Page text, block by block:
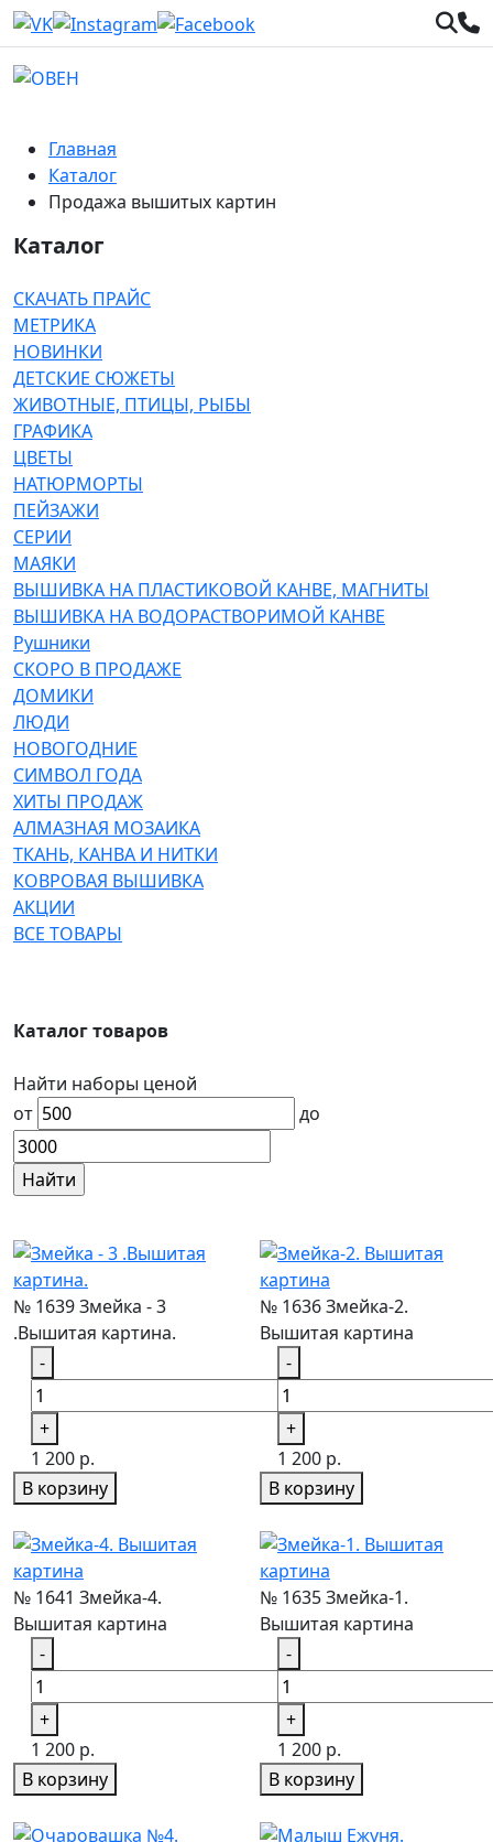
Главная
Каталог
Продажа вышитых картин
Каталог
СКАЧАТЬ ПРАЙС
МЕТРИКА
НОВИНКИ
ДЕТСКИЕ СЮЖЕТЫ
ЖИВОТНЫЕ, ПТИЦЫ, РЫБЫ
ГРАФИКА
ЦВЕТЫ
НАТЮРМОРТЫ
ПЕЙЗАЖИ
СЕРИИ
МАЯКИ
ВЫШИВКА НА ПЛАСТИКОВОЙ КАНВЕ, МАГНИТЫ
ВЫШИВКА НА ВОДОРАСТВОРИМОЙ КАНВЕ
Рушники
СКОРО В ПРОДАЖЕ
ДОМИКИ
ЛЮДИ
НОВОГОДНИЕ
СИМВОЛ ГОДА
ХИТЫ ПРОДАЖ
АЛМАЗНАЯ МОЗАИКА
ТКАНЬ, КАНВА И НИТКИ
КОВРОВАЯ ВЫШИВКА
АКЦИИ
ВСЕ ТОВАРЫ
Каталог товаров
Найти наборы ценой
от
до
№ 1639 Змейка - 3
.Вышитая картина.
-
+
1 200 р.
В корзину
№ 1636 Змейка-2.
Вышитая картина
-
+
1 200 р.
В корзину
№ 1641 Змейка-4.
Вышитая картина
-
+
1 200 р.
В корзину
№ 1635 Змейка-1.
Вышитая картина
-
+
1 200 р.
В корзину